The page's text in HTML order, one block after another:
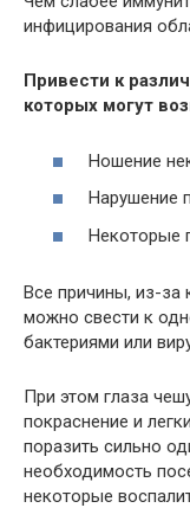
инфицирования
Привести к
которых могут
Ношение
Нарушение
Некоторые
Все причины, из-за
можно свести к
бактериями или
При этом глаза
покраснение и
поразить сильно
необходимость
некоторые